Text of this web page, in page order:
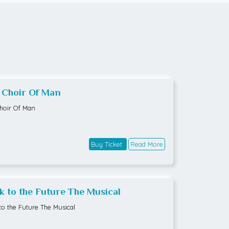
Choir Of Man
Of Man
Buy Ticket Read More
to the Future The Musical
the Future The Musical